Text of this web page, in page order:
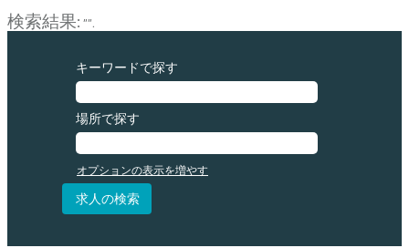
ペ
ジ)
検索結果: "".
キーワードで探す
場所で探す
オプションの表示を増やす